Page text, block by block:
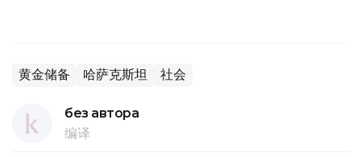
黄金储备 哈萨克斯坦 社会
без автора
编译